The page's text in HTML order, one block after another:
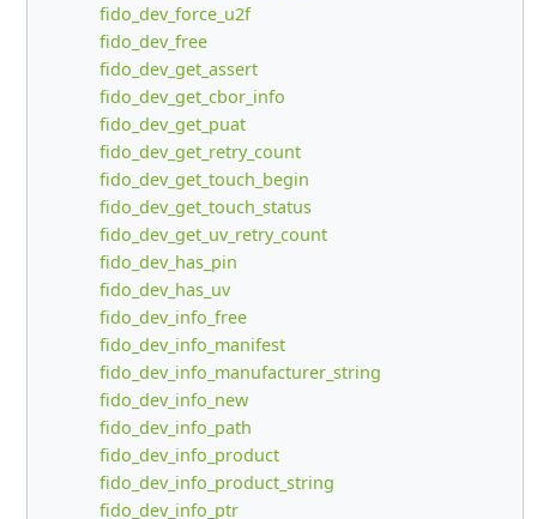
fido_dev_force_u2f
fido_dev_free
fido_dev_get_assert
fido_dev_get_cbor_info
fido_dev_get_puat
fido_dev_get_retry_count
fido_dev_get_touch_begin
fido_dev_get_touch_status
fido_dev_get_uv_retry_count
fido_dev_has_pin
fido_dev_has_uv
fido_dev_info_free
fido_dev_info_manifest
fido_dev_info_manufacturer_string
fido_dev_info_new
fido_dev_info_path
fido_dev_info_product
fido_dev_info_product_string
fido_dev_info_ptr